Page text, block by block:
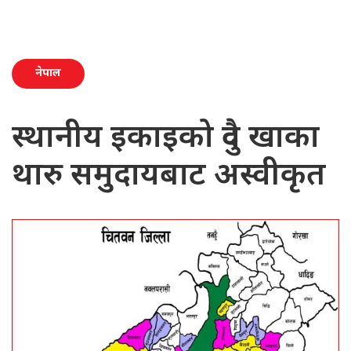
नेपाल
स्थानीय इकाइको दुवै खाका
थारु समुदायबाट अस्वीकृत